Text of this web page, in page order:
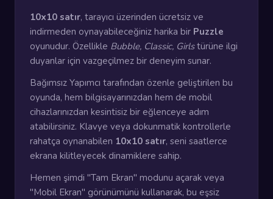
10x10 satır, tarayıcı üzerinden ücretsiz ve
indirmeden oynayabileceğiniz harika bir Puzzle
oyunudur. Özellikle Bubble, Classic, Girlstürüne ilgi
duyanlar için vazgeçilmez bir deneyim sunar.
Bağımsız Yapımcı tarafından özenle geliştirilen bu
oyunda, hem bilgisayarınızdan hem de mobil
cihazlarınızdan kesintisiz bir eğlenceye adım
atabilirsiniz. Klavye veya dokunmatik kontrollerle
rahatça oynanabilen 10x10 satır, seni saatlerce
ekrana kilitleyecek dinamiklere sahip.
Hemen şimdi "Tam Ekran" modunu açarak veya
"Mobil Ekran" görünümünü kullanarak, bu eşsiz